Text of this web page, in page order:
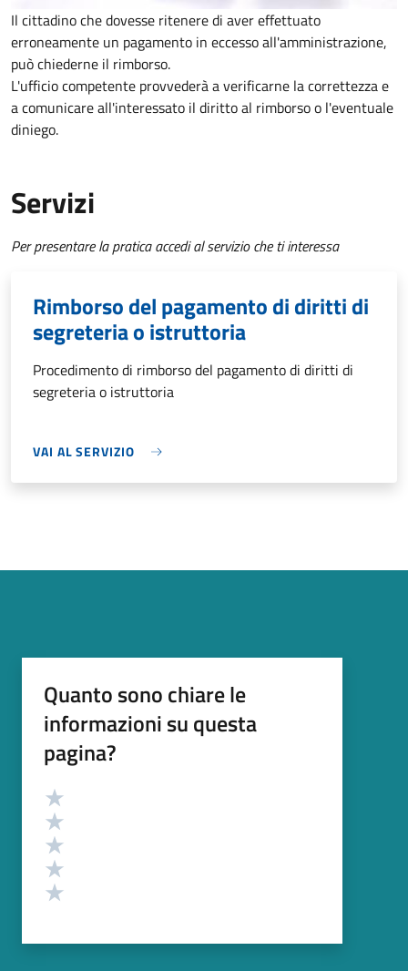
Il cittadino che dovesse ritenere di aver effettuato
erroneamente un pagamento in eccesso all'amministrazione,
può chiederne il rimborso.
L'ufficio competente provvederà a verificarne la correttezza e
a comunicare all'interessato il diritto al rimborso o l'eventuale
diniego.
Servizi
Per presentare la pratica accedi al servizio che ti interessa
Rimborso del pagamento di diritti di
segreteria o istruttoria
Procedimento di rimborso del pagamento di diritti di
segreteria o istruttoria
VAI AL SERVIZIO
Quanto sono chiare le
informazioni su questa
pagina?
Valutazione